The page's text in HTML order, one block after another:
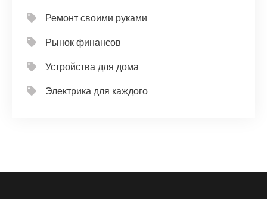
Ремонт своими руками
Рынок финансов
Устройства для дома
Электрика для каждого